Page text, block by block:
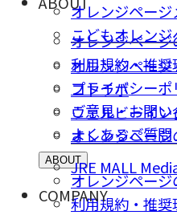
オレンジページ
こどもオレン
オレンジペー
コトラボ
ウェルビーイン
オレンジページ
JRE MALL
オレンジペー
利用規約・推奨
プライバシーポ
ご意⾒・お問い
よくあるご質問
ABOUT
オレンジペー
利用規約・推奨
COMPANY